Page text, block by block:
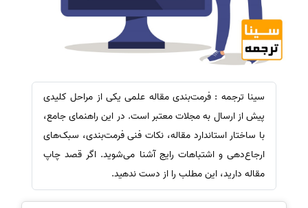
سینا ترجمه : فرمت‌بندی مقاله علمی یکی از مراحل کلیدی
پیش از ارسال به مجلات معتبر است. در این راهنمای جامع،
با ساختار استاندارد مقاله، نکات فنی فرمت‌بندی، سبک‌های
ارجاع‌دهی و اشتباهات رایج آشنا می‌شوید. اگر قصد چاپ
مقاله دارید، این مطلب را از دست ندهید.